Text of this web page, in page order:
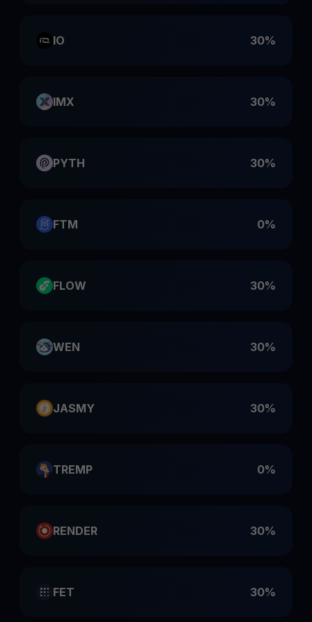
IO 30%
IMX 30%
PYTH 30%
FTM 0%
FLOW 30%
WEN 30%
JASMY 30%
TREMP 0%
RENDER 30%
FET 30%